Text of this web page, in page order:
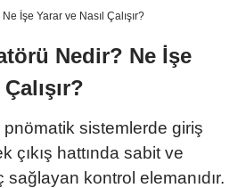
Nedir? Ne İşe
pnömatik sistemlerde giriş
çıkış hattında sabit ve
sağlayan kontrol elemanıdır.